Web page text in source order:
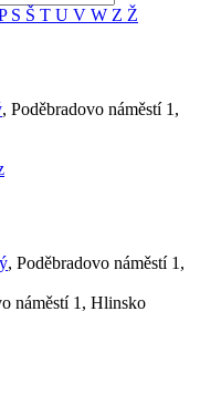
S Š T U V W Z Ž
, Poděbradovo náměstí 1,
, Poděbradovo náměstí 1,
náměstí 1, Hlinsko